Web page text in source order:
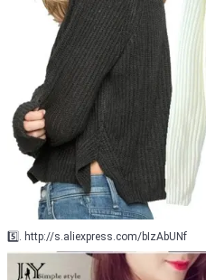
5️⃣. http://s.aliexpress.com/bIzAbUNf